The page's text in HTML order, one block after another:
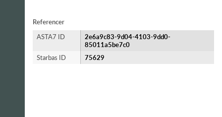
Referencer
ASTA7 ID
2e6a9c83-9d04-4103-9dd0-
85011a5be7c0
Starbas ID
75629